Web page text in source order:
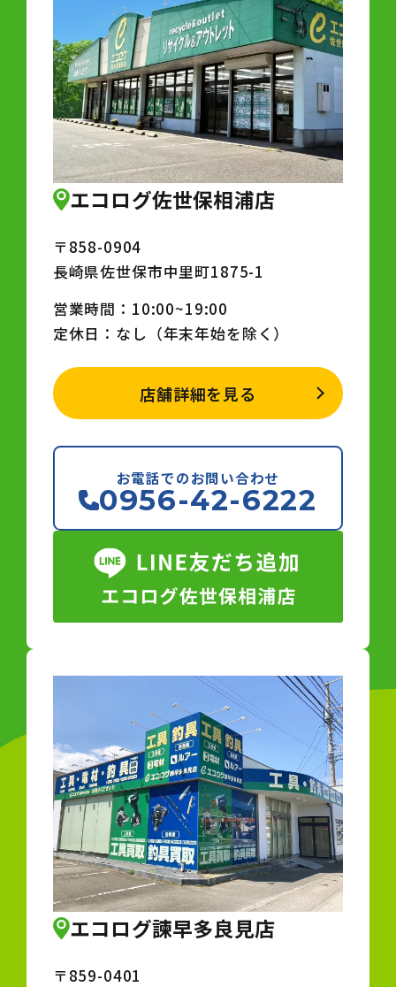
エコログ佐世保相浦店
〒858-0904
長崎県佐世保市中里町1875-1
営業時間：10:00~19:00
定休日：なし（年末年始を除く）
店舗詳細を見る
お電話でのお問い合わせ
0956-42-6222
エコログ諫早多良見店
〒859-0401